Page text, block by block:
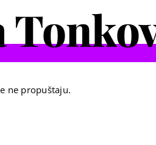
ne propuštaju.